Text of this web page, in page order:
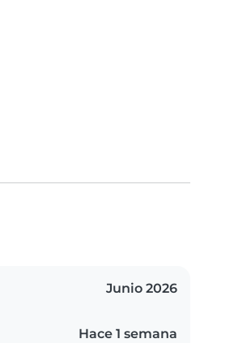
Junio 2026
Hace 1 semana